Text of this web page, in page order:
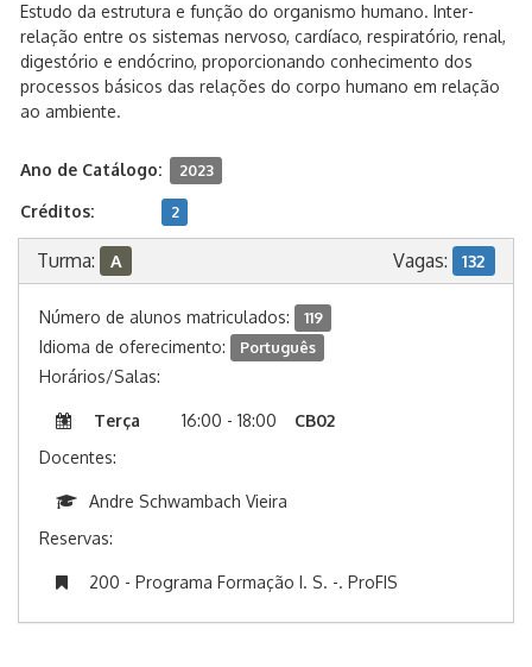
Estudo da estrutura e função do organismo humano. Inter-
relação entre os sistemas nervoso, cardíaco, respiratório, renal,
digestório e endócrino, proporcionando conhecimento dos
processos básicos das relações do corpo humano em relação
ao ambiente.
Ano de Catálogo: 2023
Créditos: 2
Turma: A Vagas: 132
Número de alunos matriculados: 119
Idioma de oferecimento: Português
Horários/Salas:
Terça 16:00 - 18:00
CB02
Docentes:
Andre Schwambach Vieira
Reservas:
200 - Programa Formação I. S. -. ProFIS